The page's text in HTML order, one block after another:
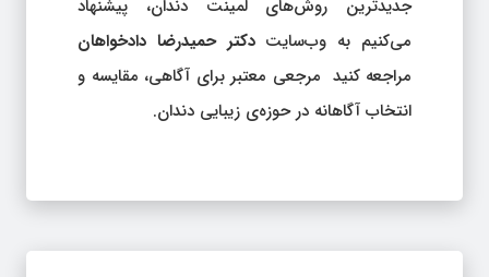
جدیدترین روش‌های لمینت دندان، پیشنهاد
می‌کنیم به وب‌سایتدکتر حمیدرضا دادخواهان
مراجعه کنید مرجعی معتبر برای آگاهی، مقایسه و
انتخاب آگاهانه در حوزه‌ی زیبایی دندان.